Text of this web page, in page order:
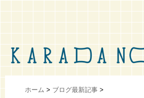
ホーム > ブログ最新記事 >